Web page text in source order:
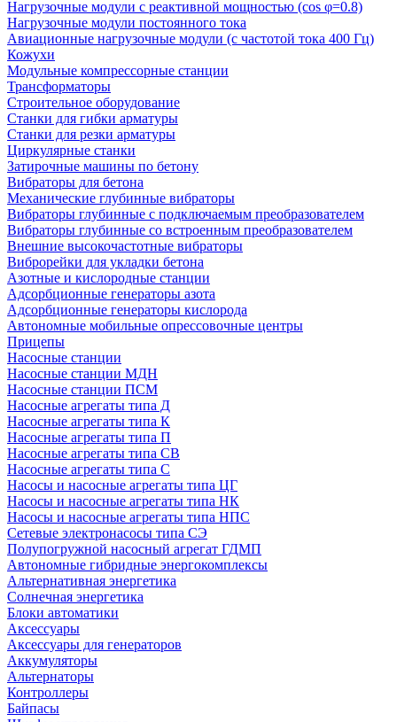
Нагрузочные модули с реактивной мощностью (cos φ=0.8)
Нагрузочные модули постоянного тока
Авиационные нагрузочные модули (с частотой тока 400 Гц)
Кожухи
Модульные компрессорные станции
Трансформаторы
Строительное оборудование
Станки для гибки арматуры
Станки для резки арматуры
Циркулярные станки
Затирочные машины по бетону
Вибраторы для бетона
Механические глубинные вибраторы
Вибраторы глубинные с подключаемым преобразователем
Вибраторы глубинные со встроенным преобразователем
Внешние высокочастотные вибраторы
Виброрейки для укладки бетона
Азотные и кислородные станции
Адсорбционные генераторы азота
Адсорбционные генераторы кислорода
Автономные мобильные опрессовочные центры
Прицепы
Насосные станции
Насосные станции МДН
Насосные станции ПСМ
Насосные агрегаты типа Д
Насосные агрегаты типа К
Насосные агрегаты типа П
Насосные агрегаты типа СВ
Насосные агрегаты типа С
Насосы и насосные агрегаты типа ЦГ
Насосы и насосные агрегаты типа НК
Насосы и насосные агрегаты типа НПС
Сетевые электронасосы типа СЭ
Полупогружной насосный агрегат ГДМП
Автономные гибридные энергокомплексы
Альтернативная энергетика
Солнечная энергетика
Блоки автоматики
Аксессуары
Аксессуары для генераторов
Аккумуляторы
Альтернаторы
Контроллеры
Байпасы